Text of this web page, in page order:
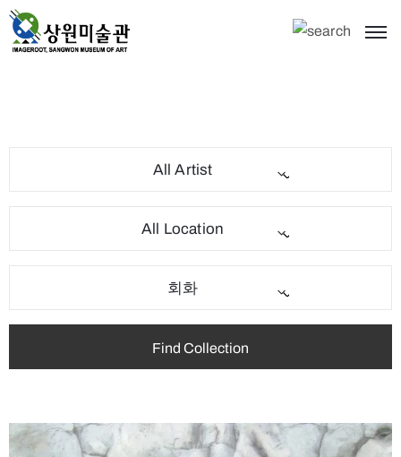
All Artist
All Location
회화